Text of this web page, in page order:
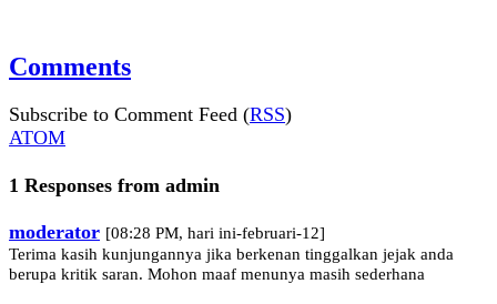
Comments
Subscribe to Comment Feed (RSS)
ATOM
1 Responses from admin
moderator [08:28 PM, hari ini-februari-12]
Terima kasih kunjungannya jika berkenan tinggalkan jejak anda
berupa kritik saran. Mohon maaf menunya masih sederhana